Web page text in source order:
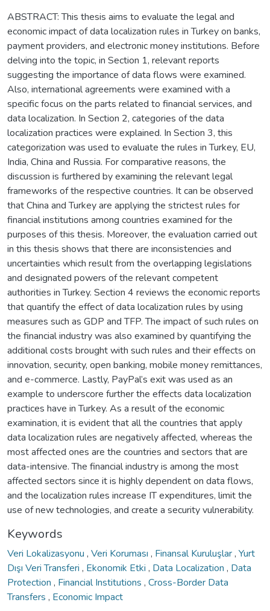
ABSTRACT: This thesis aims to evaluate the legal and
economic impact of data localization rules in Turkey on banks,
payment providers, and electronic money institutions. Before
delving into the topic, in Section 1, relevant reports
suggesting the importance of data flows were examined.
Also, international agreements were examined with a
specific focus on the parts related to financial services, and
data localization. In Section 2, categories of the data
localization practices were explained. In Section 3, this
categorization was used to evaluate the rules in Turkey, EU,
India, China and Russia. For comparative reasons, the
discussion is furthered by examining the relevant legal
frameworks of the respective countries. It can be observed
that China and Turkey are applying the strictest rules for
financial institutions among countries examined for the
purposes of this thesis. Moreover, the evaluation carried out
in this thesis shows that there are inconsistencies and
uncertainties which result from the overlapping legislations
and designated powers of the relevant competent
authorities in Turkey. Section 4 reviews the economic reports
that quantify the effect of data localization rules by using
measures such as GDP and TFP. The impact of such rules on
the financial industry was also examined by quantifying the
additional costs brought with such rules and their effects on
innovation, security, open banking, mobile money remittances,
and e-commerce. Lastly, PayPal’s exit was used as an
example to underscore further the effects data localization
practices have in Turkey. As a result of the economic
examination, it is evident that all the countries that apply
data localization rules are negatively affected, whereas the
most affected ones are the countries and sectors that are
data-intensive. The financial industry is among the most
affected sectors since it is highly dependent on data flows,
and the localization rules increase IT expenditures, limit the
use of new technologies, and create a security vulnerability.
Keywords
Veri Lokalizasyonu , Veri Koruması , Finansal Kuruluşlar, Yurt
Dışı Veri Transferi , Ekonomik Etki , Data Localization , Data
Protection , Financial Institutions , Cross-Border Data
Transfers , Economic Impact